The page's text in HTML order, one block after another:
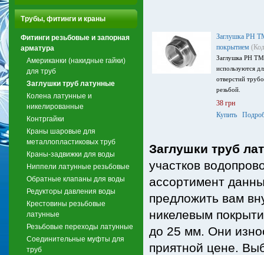
Трубы, фитинги и краны
Фитинги резьбовые и запорная
арматура
Американки (накидные гайки)
для труб
Заглушки труб латунные
Колена латунные и
никелированные
Контргайки
Краны шаровые для
металлопластиковых труб
Краны-задвижки для воды
Ниппели латунные резьбовые
Обратные клапаны для воды
Редукторы давления воды
Крестовины резьбовые
латунные
Резьбовые переходы латунные
Соединительные муфты для
труб
Заглушка РН
покрытием
Заглушка РН
используются
отверстий
резьбой.
38 грн
Купить
Заглушки труб
участков
ассортимент
предложить вам
никелевым
до 25 мм. Они
приятной цене.